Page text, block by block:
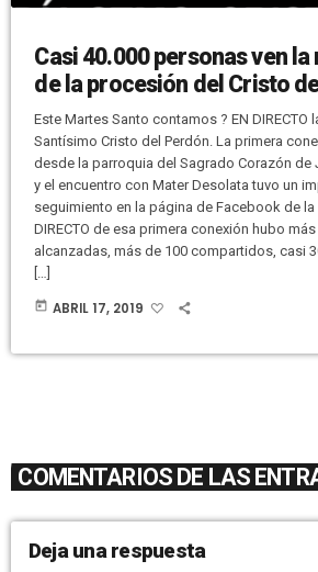
Casi 40.000 personas ven
de la procesión del Cristo
Este Martes Santo contamos ? EN DIRECTO
Santísimo Cristo del Perdón. La primera
desde la parroquia del Sagrado Corazón
y el encuentro con Mater Desolata tuvo un
seguimiento en la página de Facebook de la
DIRECTO de esa primera conexión hubo
alcanzadas, más de 100 compartidos, casi
[…]
today ABRIL 17, 2019
COMENTARIOS DE LAS
Deja una respuesta